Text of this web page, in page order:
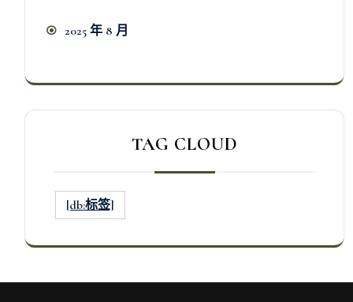
2025 年 8 月
TAG CLOUD
[db:标签]